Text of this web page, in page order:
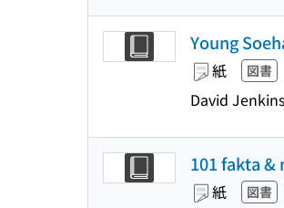
Young
紙 図書
David
101 fakta &
紙 図書